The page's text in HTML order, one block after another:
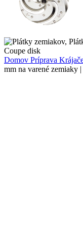
Domov Príprava
mm na varené zemiaky